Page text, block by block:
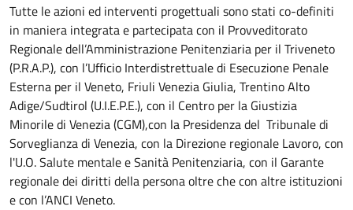
Tutte le azioni ed interventi progettuali sono stati co-definiti
in maniera integrata e partecipata con il Provveditorato
Regionale dell’Amministrazione Penitenziaria per il Triveneto
(P.R.A.P.), con l’Ufficio Interdistrettuale di Esecuzione Penale
Esterna per il Veneto, Friuli Venezia Giulia, Trentino Alto
Adige/Sudtirol (U.I.E.P.E.), con il Centro per la Giustizia
Minorile di Venezia (CGM),con la Presidenza del Tribunale di
Sorveglianza di Venezia, con la Direzione regionale Lavoro, con
l'U.O. Salute mentale e Sanità Penitenziaria, con il Garante
regionale dei diritti della persona oltre che con altre istituzioni
e con l’ANCI Veneto.